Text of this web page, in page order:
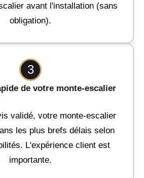
avant l'installation (sans
obligation).
3
de votre monte-escalier
validé, votre monte-escalier
les plus brefs délais selon
L'expérience client est
importante.